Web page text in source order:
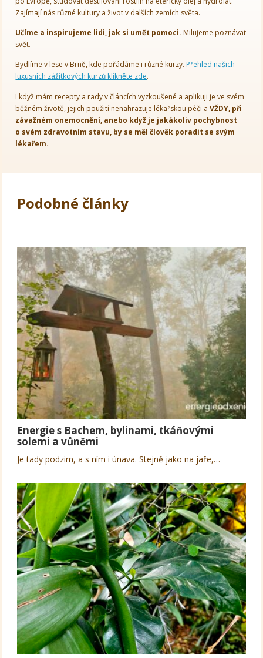
Zajímají nás různé kultury a život v dalších zemích světa.
Učíme a inspirujeme lidi, jak si umět pomoci. Milujeme poznávat
svět.
Bydlíme v lese v Brně, kde pořádáme i různé kurzy. Přehled našich
luxusních zážitkových kurzů klikněte zde.
I když mám recepty a rady v článcích vyzkoušené a aplikuji je ve svém
běžném životě, jejich použití nenahrazuje lékařskou péči aVŽDY, při
závažném onemocnění, anebo když je jakákoliv pochybnost
o svém zdravotním stavu, by se měl člověk poradit se svým
lékařem.
Podobné články
Energie s Bachem, bylinami, tkáňovými
solemi a vůněmi
Je tady podzim, a s ním i únava. Stejně jako na jaře,…